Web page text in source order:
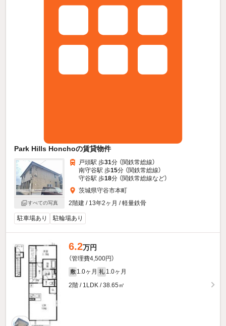
Park Hills Honchoの賃貸物件
すべての写真
戸頭駅 歩31分 （関鉄常総線）
南守谷駅 歩15分 （関鉄常総線）
守谷駅 歩18分 （関鉄常総線など）
茨城県守谷市本町
2階建 / 13年2ヶ月 / 軽量鉄骨
駐車場あり 駐輪場あり
6.2万円
（管理費4,500円）
敷 1.0ヶ月 礼 1.0ヶ月
2階 / 1LDK / 38.65㎡